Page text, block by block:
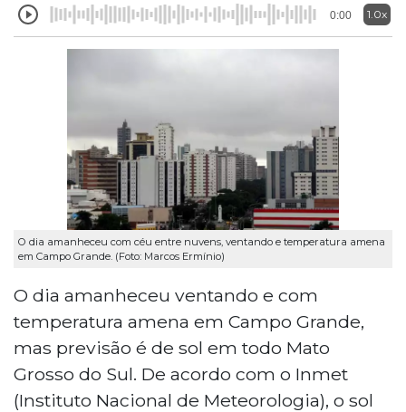
0:00 1.0x
O dia amanheceu com céu entre nuvens, ventando e temperatura amena
em Campo Grande. (Foto: Marcos Ermínio)
O dia amanheceu ventando e com
temperatura amena em Campo Grande,
mas previsão é de sol em todo Mato
Grosso do Sul. De acordo com o Inmet
(Instituto Nacional de Meteorologia), o sol